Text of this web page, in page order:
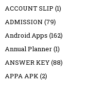
ACCOUNT SLIP (1)
ADMISSION (79)
Android Apps (162)
Annual Planner(1)
ANSWER KEY(88)
APPA APK(2)